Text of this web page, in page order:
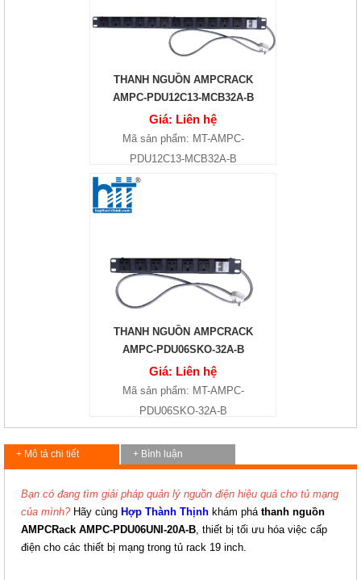
THANH NGUỒN AMPCRACK
AMPC-PDU12C13-MCB32A-B
Giá: Liên hệ
Mã sản phẩm: MT-AMPC-
PDU12C13-MCB32A-B
THANH NGUỒN AMPCRACK
AMPC-PDU06SKO-32A-B
Giá: Liên hệ
Mã sản phẩm: MT-AMPC-
PDU06SKO-32A-B
+ Mô tả chi tiết + Bình luận
Bạn có đang tìm giải pháp quản lý nguồn điện hiệu quả cho tủ mạng
của mình?Hãy cùng Hợp Thành Thịnh khám phá thanh nguồn
AMPCRack AMPC-PDU06UNI-20A-B, thiết bị tối ưu hóa việc cấp
điện cho các thiết bị mạng trong tủ rack 19 inch.